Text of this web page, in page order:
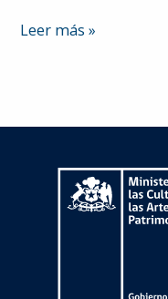
Ciudad
Leer más »